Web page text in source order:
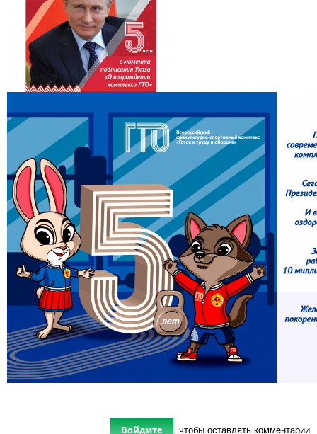
Войдите , чтобы оставлять комментарии